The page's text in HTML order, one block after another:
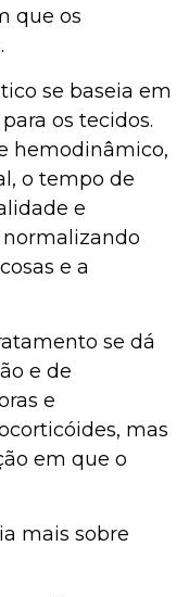
que os
se baseia em
os tecidos.
hemodinâmico,
o tempo de
e
e a
se dá
e de
e
mas
em que o
mais sobre